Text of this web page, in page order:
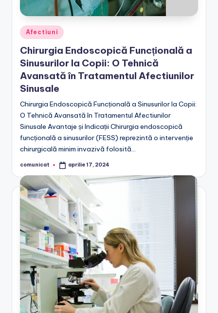
Posted
in
Afectiuni
Chirurgia Endoscopică Funcțională a
Sinusurilor la Copii: O Tehnică
Avansată în Tratamentul Afectiunilor
Sinusale
Chirurgia Endoscopică Funcțională a Sinusurilor la Copii:
O Tehnică Avansată în Tratamentul Afectiunilor
Sinusale Avantaje și Indicații Chirurgia endoscopică
funcțională a sinusurilor (FESS) reprezintă o intervenție
chirurgicală minim invazivă folosită…
Posted
comunicat aprilie 17, 2024